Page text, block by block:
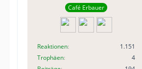
Café Erbauer
Reaktionen
1.151
Trophäen
4